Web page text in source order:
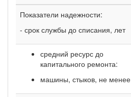
Показатели надежности:
- срок службы до списания, лет
средний ресурс до
капитального ремонта:
машины, стыков, не менее